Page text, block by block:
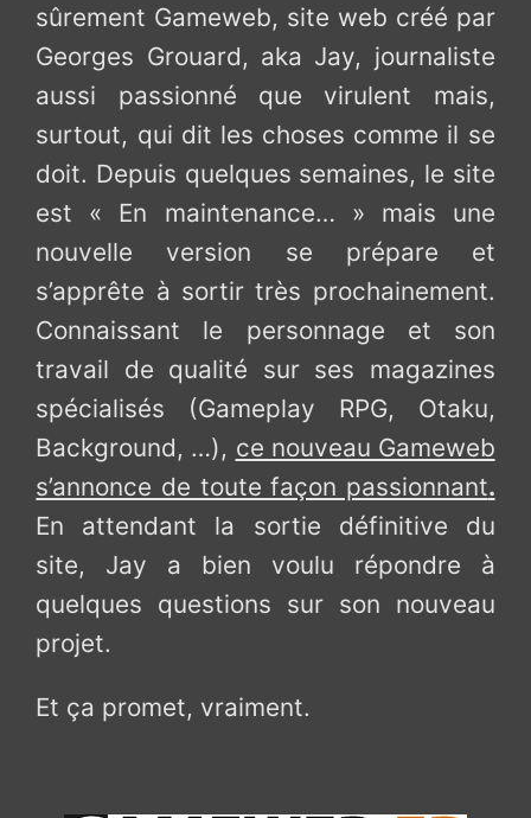
sûrement Gameweb, site web créé par
Georges Grouard, aka Jay, journaliste
aussi passionné que virulent mais,
surtout, qui dit les choses comme il se
doit. Depuis quelques semaines, le site
est « En maintenance… » mais une
nouvelle version se prépare et
s’apprête à sortir très prochainement.
Connaissant le personnage et son
travail de qualité sur ses magazines
spécialisés (Gameplay RPG, Otaku,
Background, …), ce nouveau Gameweb
s’annonce de toute façon passionnant.
En attendant la sortie définitive du
site, Jay a bien voulu répondre à
quelques questions sur son nouveau
projet.
Et ça promet, vraiment.